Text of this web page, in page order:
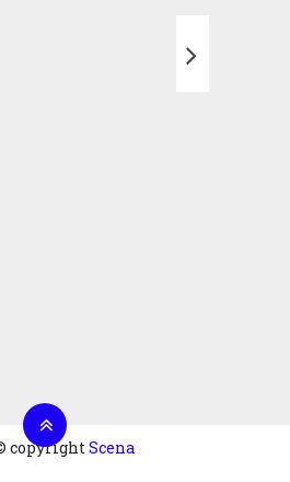
copyrightScena